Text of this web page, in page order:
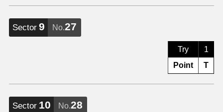
Sector 9 No.27
Try
Point
1
T
Sector 10 No.28